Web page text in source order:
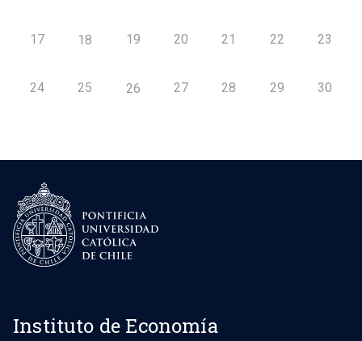
17 18 19 20 21 22 23
24 25 26 27 28 29 30
Instituto de Economía